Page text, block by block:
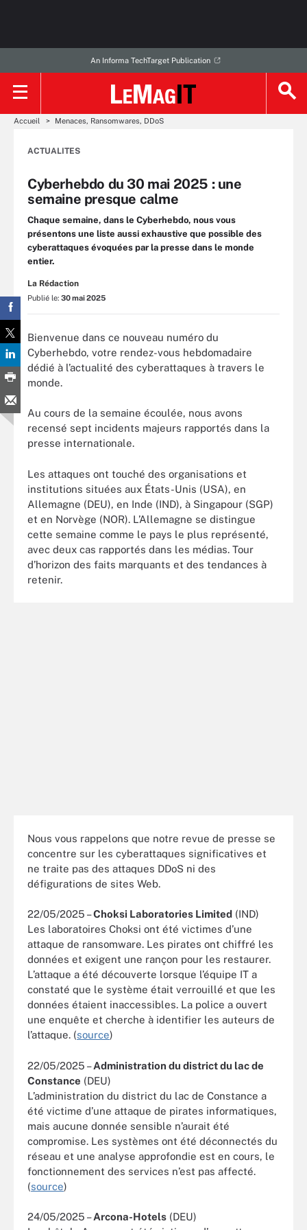
An Informa TechTarget Publication
Accueil Menaces, Ransomwares, DDoS
ACTUALITES
Cyberhebdo du 30 mai 2025 : une
semaine presque calme
Chaque semaine, dans le Cyberhebdo, nous vous
présentons une liste aussi exhaustive que possible des
cyberattaques évoquées par la presse dans le monde
entier.
La Rédaction
Publié le: 30 mai 2025
Bienvenue dans ce nouveau numéro du
Cyberhebdo, votre rendez-vous hebdomadaire
dédié à l’actualité des cyberattaques à travers le
monde.
Au cours de la semaine écoulée, nous avons
recensé sept incidents majeurs rapportés dans la
presse internationale.
Les attaques ont touché des organisations et
institutions situées aux États-Unis (USA), en
Allemagne (DEU), en Inde (IND), à Singapour (SGP)
et en Norvège (NOR). L’Allemagne se distingue
cette semaine comme le pays le plus représenté,
avec deux cas rapportés dans les médias. Tour
d’horizon des faits marquants et des tendances à
retenir.
Nous vous rappelons que notre revue de presse se
concentre sur les cyberattaques significatives et
ne traite pas des attaques DDoS ni des
défigurations de sites Web.
22/05/2025 –Choksi Laboratories Limited (IND)
Les laboratoires Choksi ont été victimes d’une
attaque de ransomware. Les pirates ont chiffré les
données et exigent une rançon pour les restaurer.
L’attaque a été découverte lorsque l’équipe IT a
constaté que le système était verrouillé et que les
données étaient inaccessibles. La police a ouvert
une enquête et cherche à identifier les auteurs de
l’attaque. (source)
22/05/2025 –Administration du district du lac de
Constance (DEU)
L’administration du district du lac de Constance a
été victime d’une attaque de pirates informatiques,
mais aucune donnée sensible n’aurait été
compromise. Les systèmes ont été déconnectés du
réseau et une analyse approfondie est en cours, le
fonctionnement des services n’est pas affecté.
(source)
24/05/2025 –Arcona-Hotels (DEU)